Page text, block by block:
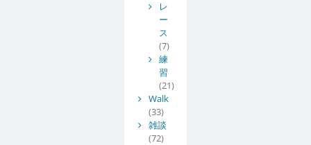
レ
ー
ス
(7)
練
習
(21)
Walk
(33)
雑談
(72)